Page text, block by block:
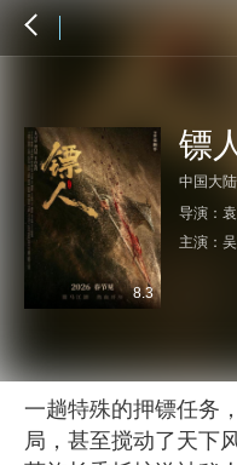
8.3
中国大陆
导演：
主演：
一趟特殊的押镖任务
局，甚至搅动了天下